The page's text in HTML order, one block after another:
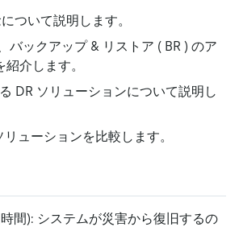
ついて説明します。
バックアップ & リストア ( BR ) のア
介します。
DR ソリューションについて説明し
ューションを比較します。
間): システムが災害から復旧するの